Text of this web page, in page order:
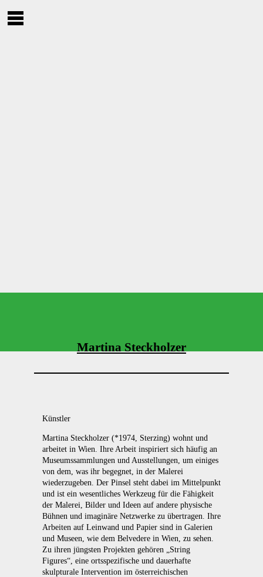
Martina Steckholzer
Künstler
Martina Steckholzer (*1974, Sterzing) wohnt und
arbeitet in Wien. Ihre Arbeit inspiriert sich häufig an
Museumssammlungen und Ausstellungen, um einiges
von dem, was ihr begegnet, in der Malerei
wiederzugeben. Der Pinsel steht dabei im Mittelpunkt
und ist ein wesentliches Werkzeug für die Fähigkeit
der Malerei, Bilder und Ideen auf andere physische
Bühnen und imaginäre Netzwerke zu übertragen. Ihre
Arbeiten auf Leinwand und Papier sind in Galerien
und Museen, wie dem Belvedere in Wien, zu sehen.
Zu ihren jüngsten Projekten gehören „String
Figures“, eine ortsspezifische und dauerhafte
skulpturale Intervention im österreichischen